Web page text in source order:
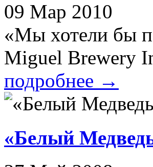
09 Мар 2010
«Мы хотели бы
Miguel Brewery
подробнее →
«Белый